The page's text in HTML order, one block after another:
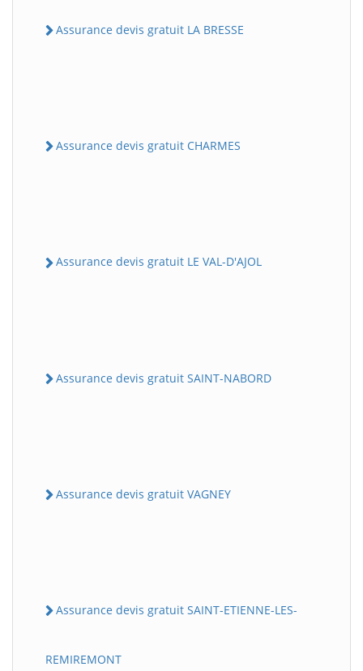
Assurance devis gratuit LA BRESSE
Assurance devis gratuit CHARMES
Assurance devis gratuit LE VAL-D'AJOL
Assurance devis gratuit SAINT-NABORD
Assurance devis gratuit VAGNEY
Assurance devis gratuit SAINT-ETIENNE-LES-
REMIREMONT